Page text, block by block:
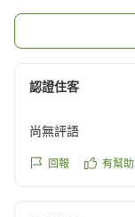
認證住客
尚無評語
回報 有幫助